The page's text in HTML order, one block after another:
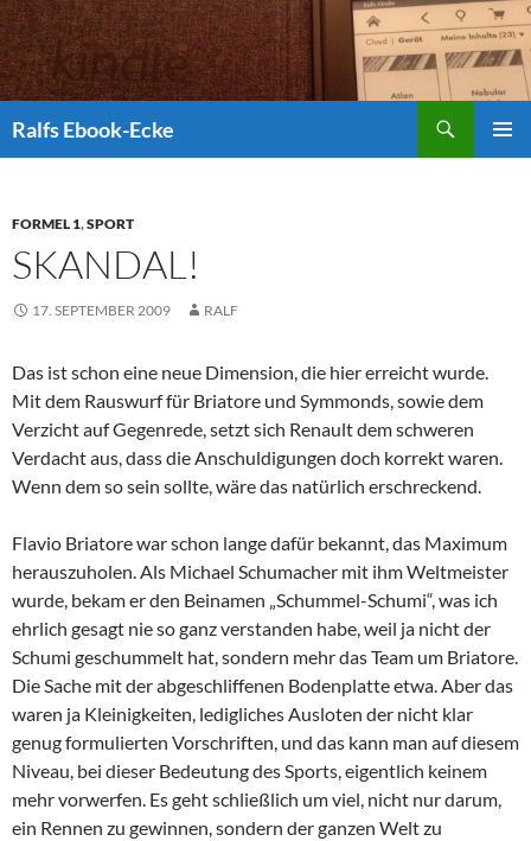
Ralfs Ebook-Ecke
FORMEL 1,SPORT
SKANDAL!
17. SEPTEMBER 2009 RALF
Das ist schon eine neue Dimension, die hier erreicht wurde.
Mit dem Rauswurf für Briatore und Symmonds, sowie dem
Verzicht auf Gegenrede, setzt sich Renault dem schweren
Verdacht aus, dass die Anschuldigungen doch korrekt waren.
Wenn dem so sein sollte, wäre das natürlich erschreckend.
Flavio Briatore war schon lange dafür bekannt, das Maximum
herauszuholen. Als Michael Schumacher mit ihm Weltmeister
wurde, bekam er den Beinamen „Schummel-Schumi“, was ich
ehrlich gesagt nie so ganz verstanden habe, weil ja nicht der
Schumi geschummelt hat, sondern mehr das Team um Briatore.
Die Sache mit der abgeschliffenen Bodenplatte etwa. Aber das
waren ja Kleinigkeiten, ledigliches Ausloten der nicht klar
genug formulierten Vorschriften, und das kann man auf diesem
Niveau, bei dieser Bedeutung des Sports, eigentlich keinem
mehr vorwerfen. Es geht schließlich um viel, nicht nur darum,
ein Rennen zu gewinnen, sondern der ganzen Welt zu